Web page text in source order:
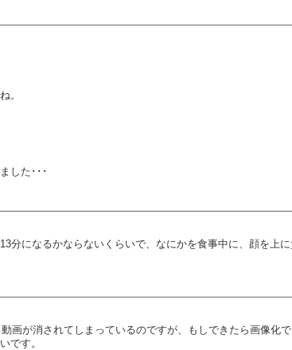
。
した･･･
になるかならないくらいで、なにかを食事中に、顔を上
画が消されてしまっているのですが、もしできたら画像化
です。